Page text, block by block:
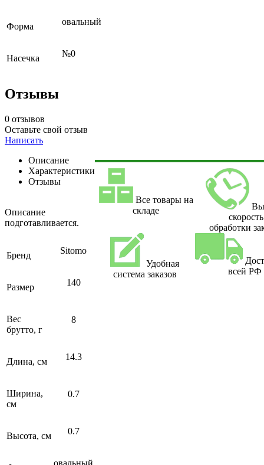
Форма овальный
Насечка №0
Отзывы
0 отзывов
Оставьте свой отзыв
Написать
Описание
Характеристики
Отзывы
Описание
подготавливается.
Бренд Sitomo
Размер 140
Вес
брутто, г
8
Длина, см 14.3
Ширина,
см
0.7
Высота, см 0.7
Все товары на
складе
скорость
обработки
Удобная
система заказов
всей РФ